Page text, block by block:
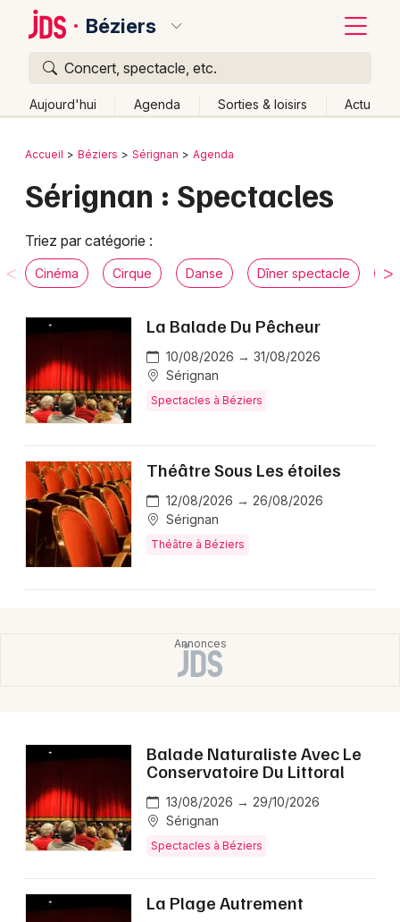
Béziers
Concert, spectacle, etc.
Aujourd'hui Agenda Sorties & loisirs Actu
Publier un événement
Grands événements
Manifestations
Foires & salons
Concerts
Sports
Soirées
Spectacles en Languedoc-Roussillon
Spectacles en Occitanie
Bordeaux
Lille
Marseille
Mulhouse
Montpellier
Nantes
Nice
Paris
Strasbourg
Toulouse
Retour
Accueil Béziers Sérignan Agenda
Sérignan : Spectacles
Triez par catégorie :
Cinéma Cirque Danse Dîner spectacle
La Balade Du Pêcheur
10/08/2026 → 31/08/2026
Sérignan
Spectacles à Béziers
Théâtre Sous Les étoiles
12/08/2026 → 26/08/2026
Sérignan
Théâtre à Béziers
Balade Naturaliste Avec Le
Conservatoire Du Littoral
13/08/2026 → 29/10/2026
Sérignan
Spectacles à Béziers
La Plage Autrement
Quoi ?
Où ?
Languedoc-Roussillon
Partout
Près de moi
Quand ?
Effacer les dates
Aujourd'hui
Demain Ce week-end Autre